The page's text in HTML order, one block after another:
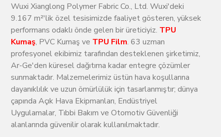
Wuxi Xianglong Polymer Fabric Co., Ltd. Wuxi'deki
9.167 m²'lik özel tesisimizde faaliyet gösteren, yüksek
performans odaklı önde gelen bir üreticiyiz. TPU
Kumaş, PVC Kumaş ve TPU Film. 63 uzman
profesyonel ekibimiz tarafından desteklenen şirketimiz,
Ar-Ge'den küresel dağıtıma kadar entegre çözümler
sunmaktadır. Malzemelerimiz üstün hava koşullarına
dayanıklılık ve uzun ömürlülük için tasarlanmıştır; dünya
çapında Açık Hava Ekipmanları, Endüstriyel
Uygulamalar, Tıbbi Bakım ve Otomotiv Güvenliği
alanlarında güvenilir olarak kullanılmaktadır.